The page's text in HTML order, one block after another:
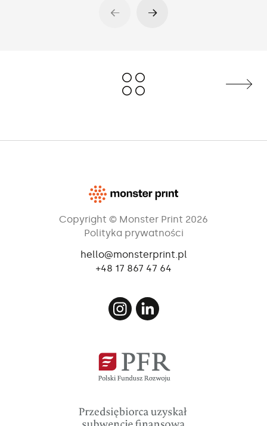
Copyright © Monster Print 2026
Polityka prywatności
hello@monsterprint.pl
+48 17 867 47 64